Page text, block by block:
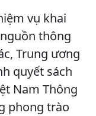
vụ khai
thông
Trung ương
quyết sách
Nam Thông
phong trào